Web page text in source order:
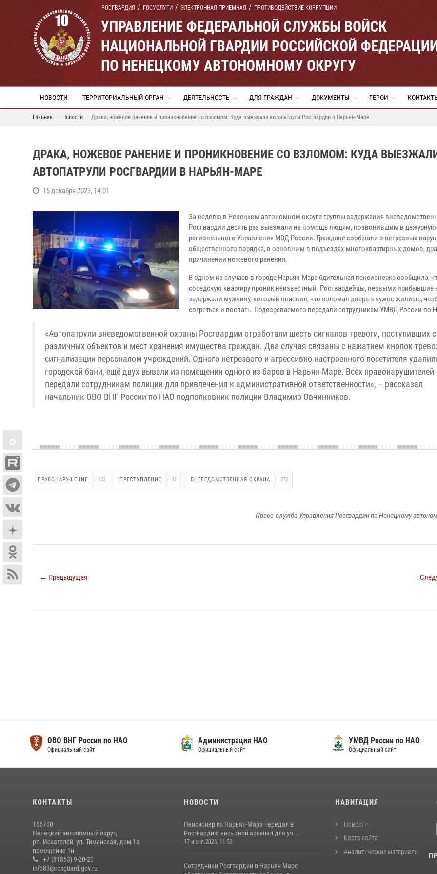
РОСГВАРДИЯ ГОСУСЛУГИ ЭЛЕКТРОННАЯ ПРИЕМНАЯ ПРОТИВОДЕЙСТВИЕ КОРРУПЦИИ
УПРАВЛЕНИЕ ФЕДЕРАЛЬНОЙ СЛУЖБЫ ВОЙСК
НАЦИОНАЛЬНОЙ ГВАРДИИ РОССИЙСКОЙ
ПО НЕНЕЦКОМУ АВТОНОМНОМУ ОКРУГУ
НОВОСТИ ТЕРРИТОРИАЛЬНЫЙ ОРГАН ДЕЯТЕЛЬНОСТЬ ДЛЯ ГРАЖДАН ДОКУМЕНТЫ ГЕРОИ
Главная Новости Драка, ножевое ранение и проникновение со взломом: Куда выезжали автопатрули Росгвардии в Нарьян-Маре
ДРАКА, НОЖЕВОЕ РАНЕНИЕ И ПРОНИКНОВЕНИЕ СО ВЗЛОМОМ: КУДА
АВТОПАТРУЛИ РОСГВАРДИИ В НАРЬЯН-МАРЕ
15 декабря 2023, 14:01
За неделю в Ненецком автономном округе группы задержания
Росгвардии десять раз выезжали на помощь людям, позвонившим в дежурную
регионального Управления МВД России. Граждане сообщали о нетрезвых
общественного порядка, в основным в подъездах многоквартирных домов,
причинении ножевого ранения.
В одном из случаев в городе Нарьян-Маре бдительная пенсионерка сообщила,
соседскую квартиру проник неизвестный. Росгвардейцы, первыми прибывшие
задержали мужчину, который пояснил, что взломал дверь в чужое жилище,
согреться и поспать. Подозреваемого передали сотрудникам УМВД России по
«Автопатрули вневедомственной охраны Росгвардии отработали шесть сигналов тревоги, поступивших с
различных объектов и мест хранения имущества граждан. Два случая связаны с нажатием кнопок
сигнализации персоналом учреждений. Одного нетрезвого и агрессивно настроенного посетителя
городской бани, ещё двух вывели из помещения одного из баров в Нарьян-Маре. Всех правонарушителей
передали сотрудникам полиции для привлечения к административной ответственности», – рассказал
начальник ОВО ВНГ России по НАО подполковник полиции Владимир Овчинников.
ПРАВОНАРУШЕНИЕ 133 ПРЕСТУПЛЕНИЕ 41 ВНЕВЕДОМСТВЕННАЯ ОХРАНА 272
Пресс-служба Управления Росгвардии по Ненецкому
← Предыдущая
ОВО ВНГ России по НАО
Официальный сайт
Администрация НАО
Официальный сайт
УМВД России по НАО
Официальный сайт
КОНТАКТЫ
166700
Ненецкий автономный округ,
рп. Искателей, ул. Тиманская, дом 1а,
помещение 1н
+7 (81853) 9-20-20
info83@rosguard.gov.ru
НОВОСТИ
Пенсионер из Нарьян-Мара передал в
Росгвардию весь свой арсенал для уч...
17 июня 2026, 11:53
Сотрудники Росгвардии в Нарьян-Маре
НАВИГАЦИЯ
Новости
Карта сайта
Аналитические материалы